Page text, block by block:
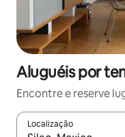
Aluguéis por
Encontre e reserve
Localização